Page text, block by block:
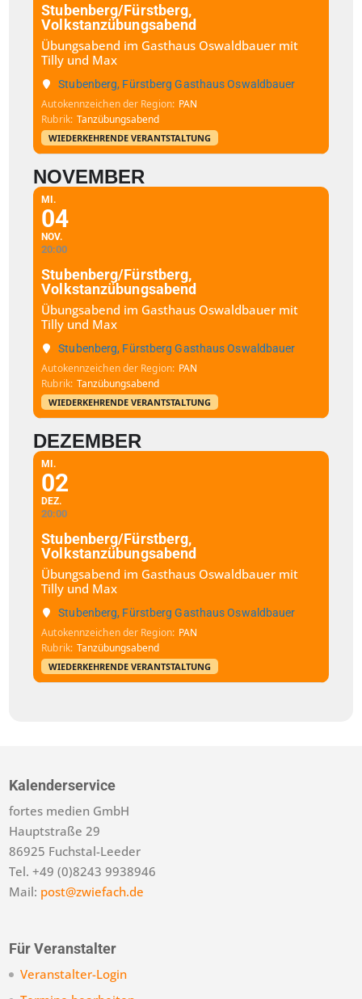
Stubenberg/Fürstberg,
Volkstanzübungsabend
Übungsabend im Gasthaus Oswaldbauer mit
Tilly und Max
Stubenberg, Fürstberg Gasthaus Oswaldbauer
Autokennzeichen der Region PAN
Rubrik Tanzübungsabend
WIEDERKEHRENDE VERANTSTALTUNG
NOVEMBER
MI.
04
NOV.
20:00
Stubenberg/Fürstberg,
Volkstanzübungsabend
Übungsabend im Gasthaus Oswaldbauer mit
Tilly und Max
Stubenberg, Fürstberg Gasthaus Oswaldbauer
Autokennzeichen der Region PAN
Rubrik Tanzübungsabend
WIEDERKEHRENDE VERANTSTALTUNG
DEZEMBER
MI.
02
DEZ.
20:00
Stubenberg/Fürstberg,
Volkstanzübungsabend
Übungsabend im Gasthaus Oswaldbauer mit
Tilly und Max
Stubenberg, Fürstberg Gasthaus Oswaldbauer
Autokennzeichen der Region PAN
Rubrik Tanzübungsabend
WIEDERKEHRENDE VERANTSTALTUNG
Kalenderservice
fortes medien GmbH
Hauptstraße 29
86925 Fuchstal-Leeder
Tel. +49 (0)8243 9938946
Mail: post@zwiefach.de
Für Veranstalter
Veranstalter-Login